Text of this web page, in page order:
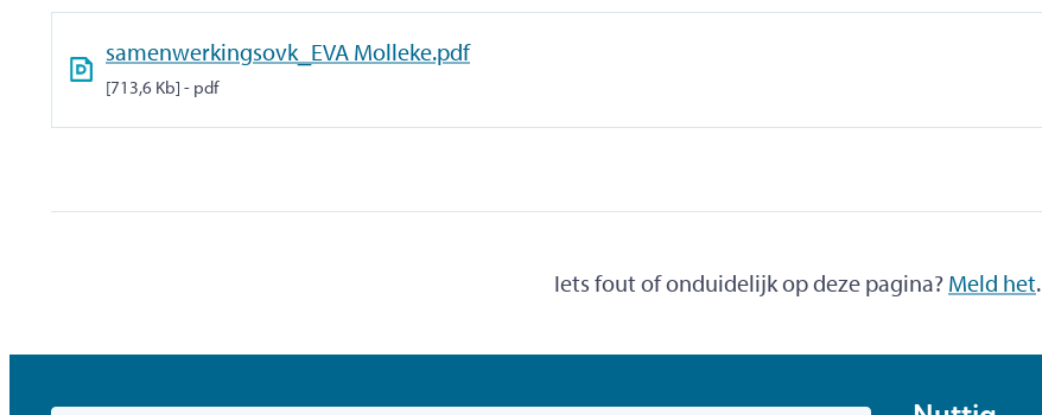
samenwerkingsovk_EVA Molleke.pdf
713,6 Kb pdf
Iets fout of onduidelijk op deze pagina? Meld het.